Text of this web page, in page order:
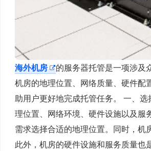
海外机房 的服务器托管是一项涉及
机房的地理位置、网络质量、硬件配
助用户更好地完成托管任务。 一、
理位置、网络环境、硬件设施以及服
需求选择合适的地理位置。同时，机
此外，机房的硬件设施和服务质量也